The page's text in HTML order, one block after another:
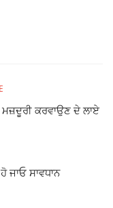
ਕਰਵਾਉਣ ਦੇ ਲਾਏ
ਜਾਓ ਸਾਵਧਾਨ